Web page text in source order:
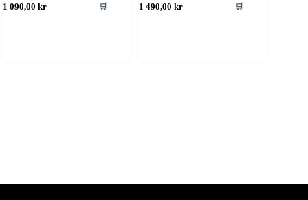
1 090,00kr 🛒 1 490,00kr 🛒